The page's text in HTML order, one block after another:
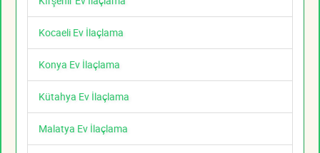
Kocaeli Ev İlaçlama
Konya Ev İlaçlama
Kütahya Ev İlaçlama
Malatya Ev İlaçlama